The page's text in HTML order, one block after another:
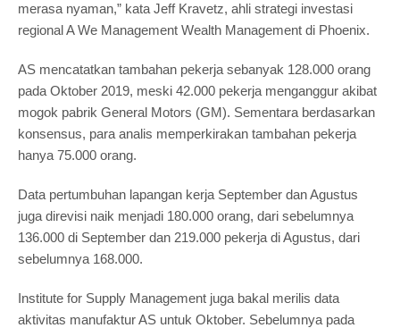
merasa nyaman,” kata Jeff Kravetz, ahli strategi investasi
regional A We Management Wealth Management di Phoenix.
AS mencatatkan tambahan pekerja sebanyak 128.000 orang
pada Oktober 2019, meski 42.000 pekerja menganggur akibat
mogok pabrik General Motors (GM). Sementara berdasarkan
konsensus, para analis memperkirakan tambahan pekerja
hanya 75.000 orang.
Data pertumbuhan lapangan kerja September dan Agustus
juga direvisi naik menjadi 180.000 orang, dari sebelumnya
136.000 di September dan 219.000 pekerja di Agustus, dari
sebelumnya 168.000.
Institute for Supply Management juga bakal merilis data
aktivitas manufaktur AS untuk Oktober. Sebelumnya pada